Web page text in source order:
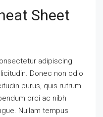
Sheet
adipiscing
Donec non odio
purus, quis rutrum
orci ac nibh
Nullam tempus